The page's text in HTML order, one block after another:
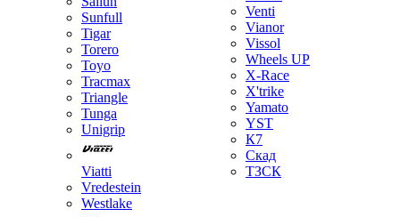
Sunfull
Tigar
Torero
Toyo
Tracmax
Triangle
Tunga
Unigrip
Viatti
Vredestein
Westlake
Venti
Vianor
Vissol
Wheels UP
X-Race
X'trike
Yamato
YST
К7
Скад
ТЗСК